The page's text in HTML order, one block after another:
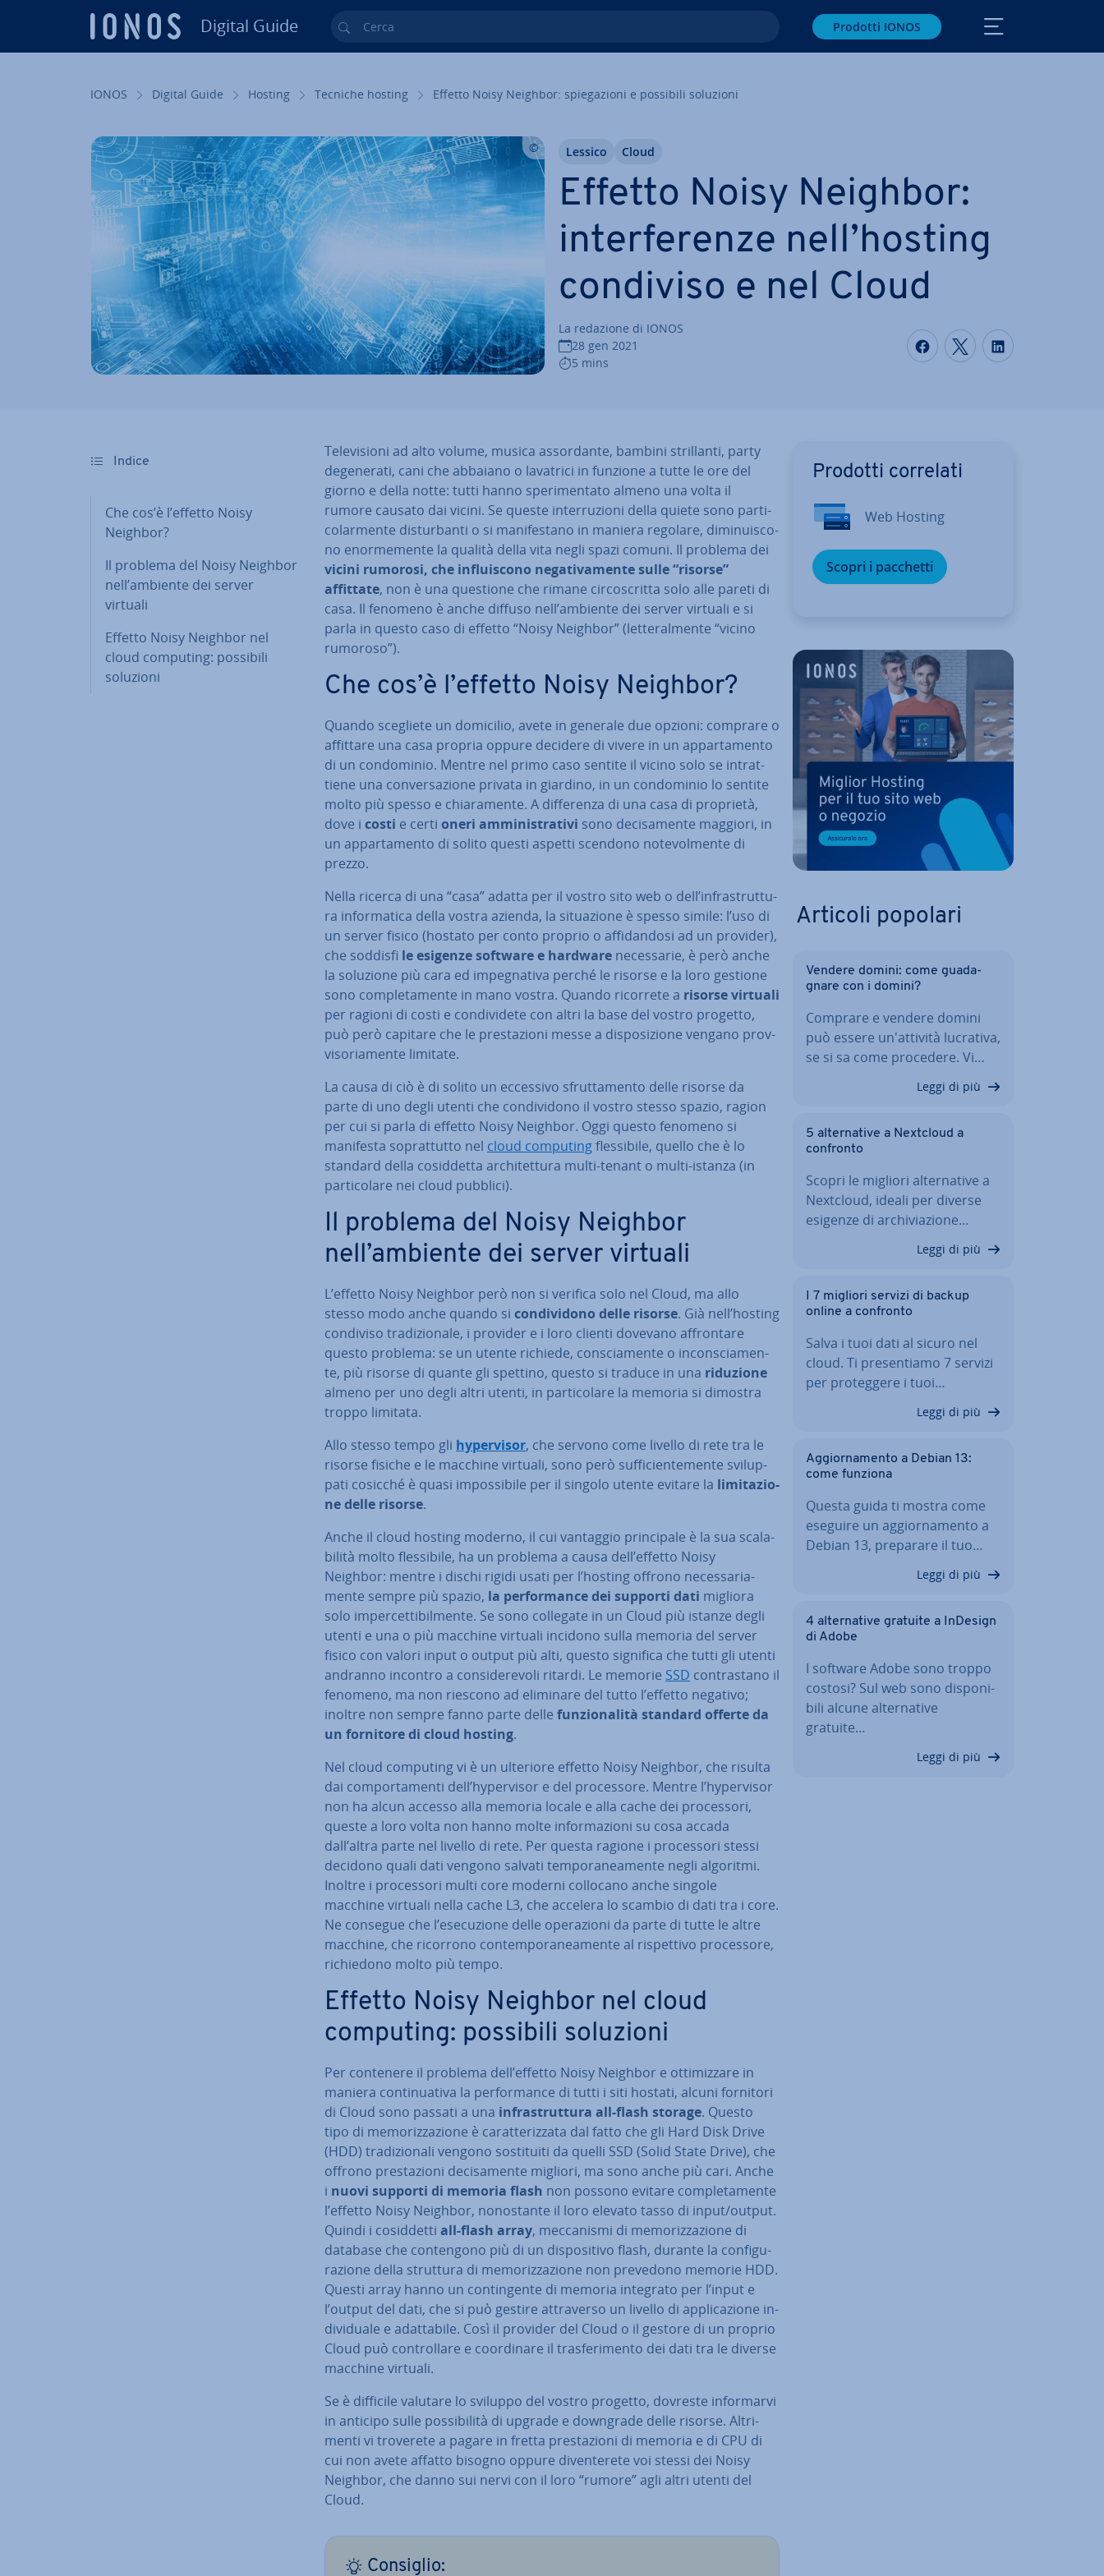
Digital Guide Cerca Prodotti IONOS
IONOS Digital Guide Hosting Tecniche hosting Effetto Noisy Neighbor: spie­ga­zio­ni e possibili soluzioni
Effetto Noisy Neighbor:
in­ter­fe­ren­ze nell’hosting
condiviso e nel Cloud
La redazione di IONOS
28 gen 2021
5 mins
Condividi via
Condividi via
Condividi
Lessico Cloud
Indice
Che cos’è l’effetto Noisy
Neighbor?
Il problema del Noisy Neighbor
nell’ambiente dei server
virtuali
Effetto Noisy Neighbor nel
cloud computing: possibili
soluzioni
Te­le­vi­sio­ni ad alto volume, musica as­sor­dan­te, bambini stril­lan­ti, party
de­ge­ne­ra­ti, cani che abbaiano o lavatrici in funzione a tutte le ore del
giorno e della notte: tutti hanno spe­ri­men­ta­to almeno una volta il
rumore causato dai vicini. Se queste in­ter­ru­zio­ni della quiete sono par­ti­
co­lar­men­te di­stur­ban­ti o si ma­ni­fe­sta­no in maniera regolare, di­mi­nui­sco­
no enor­me­men­te la qualità della vita negli spazi comuni. Il problema dei
vicini rumorosi, che in­flui­sco­no ne­ga­ti­va­men­te sulle “risorse”
affittate, non è una questione che rimane cir­co­scrit­ta solo alle pareti di
casa. Il fenomeno è anche diffuso nell’ambiente dei server virtuali e si
parla in questo caso di effetto “Noisy Neighbor” (let­te­ral­men­te “vicino
rumoroso”).
Che cos’è l’effetto Noisy Neighbor?
Quando scegliete un domicilio, avete in generale due opzioni: comprare o
affittare una casa propria oppure decidere di vivere in un ap­par­ta­men­to
di un con­do­mi­nio. Mentre nel primo caso sentite il vicino solo se in­trat­
tie­ne una con­ver­sa­zio­ne privata in giardino, in un con­do­mi­nio lo sentite
molto più spesso e chia­ra­men­te. A dif­fe­ren­za di una casa di proprietà,
dove i costi e certi oneri am­mi­ni­stra­ti­vi sono de­ci­sa­men­te maggiori, in
un ap­par­ta­men­to di solito questi aspetti scendono no­te­vol­men­te di
prezzo.
Nella ricerca di una “casa” adatta per il vostro sito web o dell’in­fra­strut­tu­
ra in­for­ma­ti­ca della vostra azienda, la si­tua­zio­ne è spesso simile: l’uso di
un server fisico (hostato per conto proprio o af­fi­dan­do­si ad un provider),
che soddisfi le esigenze software e hardware ne­ces­sa­rie, è però anche
la soluzione più cara ed im­pe­gna­ti­va perché le risorse e la loro gestione
sono com­ple­ta­men­te in mano vostra. Quando ricorrete a risorse virtuali
per ragioni di costi e con­di­vi­de­te con altri la base del vostro progetto,
può però capitare che le pre­sta­zio­ni messe a di­spo­si­zio­ne vengano prov­
vi­so­ria­men­te limitate.
La causa di ciò è di solito un eccessivo sfrut­ta­men­to delle risorse da
parte di uno degli utenti che con­di­vi­do­no il vostro stesso spazio, ragion
per cui si parla di effetto Noisy Neighbor. Oggi questo fenomeno si
manifesta so­prat­tut­to nel cloud computingfles­si­bi­le, quello che è lo
standard della co­sid­det­ta ar­chi­tet­tu­ra multi-tenant o multi-istanza (in
par­ti­co­la­re nei cloud pubblici).
Il problema del Noisy Neighbor
nell’ambiente dei server virtuali
L’effetto Noisy Neighbor però non si verifica solo nel Cloud, ma allo
stesso modo anche quando si con­di­vi­do­no delle risorse. Già nell’hosting
condiviso tra­di­zio­na­le, i provider e i loro clienti dovevano af­fron­ta­re
questo problema: se un utente richiede, con­scia­men­te o in­con­scia­men­
te, più risorse di quante gli spettino, questo si traduce in una riduzione
almeno per uno degli altri utenti, in par­ti­co­la­re la memoria si dimostra
troppo limitata.
Allo stesso tempo gli hy­per­vi­sor, che servono come livello di rete tra le
risorse fisiche e le macchine virtuali, sono però suf­fi­cien­te­men­te svi­lup­
pa­ti cosicché è quasi im­pos­si­bi­le per il singolo utente evitare la li­mi­ta­zio­
ne delle risorse.
Anche il cloud hosting moderno, il cui vantaggio prin­ci­pa­le è la sua sca­la­
bi­li­tà molto fles­si­bi­le, ha un problema a causa dell’effetto Noisy
Neighbor: mentre i dischi rigidi usati per l’hosting offrono ne­ces­sa­ria­
men­te sempre più spazio, la per­for­man­ce dei supporti dati migliora
solo im­per­cet­ti­bil­men­te. Se sono collegate in un Cloud più istanze degli
utenti e una o più macchine virtuali incidono sulla memoria del server
fisico con valori input o output più alti, questo significa che tutti gli utenti
andranno incontro a con­si­de­re­vo­li ritardi. Le memorie SSD con­tra­sta­no il
fenomeno, ma non riescono ad eliminare del tutto l’effetto negativo;
inoltre non sempre fanno parte delle fun­zio­na­li­tà standard offerte da
un fornitore di cloud hosting.
Nel cloud computing vi è un ulteriore effetto Noisy Neighbor, che risulta
dai com­por­ta­men­ti dell’hy­per­vi­sor e del pro­ces­so­re. Mentre l’hy­per­vi­sor
non ha alcun accesso alla memoria locale e alla cache dei pro­ces­so­ri,
queste a loro volta non hanno molte in­for­ma­zio­ni su cosa accada
dall’altra parte nel livello di rete. Per questa ragione i pro­ces­so­ri stessi
decidono quali dati vengono salvati tem­po­ra­nea­men­te negli algoritmi.
Inoltre i pro­ces­so­ri multi core moderni collocano anche singole
macchine virtuali nella cache L3, che accelera lo scambio di dati tra i core.
Ne consegue che l’ese­cu­zio­ne delle ope­ra­zio­ni da parte di tutte le altre
macchine, che ricorrono con­tem­po­ra­nea­men­te al ri­spet­ti­vo pro­ces­so­re,
ri­chie­do­no molto più tempo.
Effetto Noisy Neighbor nel cloud
computing: possibili soluzioni
Per contenere il problema dell’effetto Noisy Neighbor e ot­ti­miz­za­re in
maniera con­ti­nua­ti­va la per­for­man­ce di tutti i siti hostati, alcuni fornitori
di Cloud sono passati a una in­fra­strut­tu­ra all-flash storage. Questo
tipo di me­mo­riz­za­zio­ne è ca­rat­te­riz­za­ta dal fatto che gli Hard Disk Drive
(HDD) tra­di­zio­na­li vengono so­sti­tui­ti da quelli SSD (Solid State Drive), che
offrono pre­sta­zio­ni de­ci­sa­men­te migliori, ma sono anche più cari. Anche
i nuovi supporti di memoria flash non possono evitare com­ple­ta­men­te
l’effetto Noisy Neighbor, no­no­stan­te il loro elevato tasso di input/output.
Quindi i co­sid­det­ti all-flash array, mec­ca­ni­smi di me­mo­riz­za­zio­ne di
database che con­ten­go­no più di un di­spo­si­ti­vo flash, durante la con­fi­gu­
ra­zio­ne della struttura di me­mo­riz­za­zio­ne non prevedono memorie HDD.
Questi array hanno un con­tin­gen­te di memoria integrato per l’input e
l’output del dati, che si può gestire at­tra­ver­so un livello di ap­pli­ca­zio­ne in­
di­vi­dua­le e adat­ta­bi­le. Così il provider del Cloud o il gestore di un proprio
Cloud può con­trol­la­re e coor­di­na­re il tra­sfe­ri­men­to dei dati tra le diverse
macchine virtuali.
Se è difficile valutare lo sviluppo del vostro progetto, dovreste in­for­mar­vi
in anticipo sulle pos­si­bi­li­tà di upgrade e downgrade delle risorse. Al­tri­
men­ti vi troverete a pagare in fretta pre­sta­zio­ni di memoria e di CPU di
cui non avete affatto bisogno oppure di­ven­te­re­te voi stessi dei Noisy
Neighbor, che danno sui nervi con il loro “rumore” agli altri utenti del
Cloud.
Consiglio:
Prodotti correlati
Web Hosting
Scopri i pacchetti
Articoli popolari
Vendere domini: come gua­da­
gna­re con i domini?
Comprare e vendere domini
può essere un'at­ti­vi­tà lucrativa,
se si sa come procedere. Vi…
Leggi di più
5 al­ter­na­ti­ve a Nextcloud a
confronto
Scopri le migliori al­ter­na­ti­ve a
Nextcloud, ideali per diverse
esigenze di ar­chi­via­zio­ne…
Leggi di più
I 7 migliori servizi di backup
online a confronto
Salva i tuoi dati al sicuro nel
cloud. Ti pre­sen­tia­mo 7 servizi
per pro­teg­ge­re i tuoi…
Leggi di più
Ag­gior­na­men­to a Debian 13:
come funziona
Questa guida ti mostra come
eseguire un ag­gior­na­men­to a
Debian 13, preparare il tuo…
Leggi di più
4 al­ter­na­ti­ve gratuite a InDesign
di Adobe
I software Adobe sono troppo
costosi? Sul web sono di­spo­ni­
bi­li alcune al­ter­na­ti­ve
gratuite…
Leggi di più